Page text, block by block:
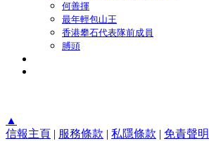
何善揮
最年輕包山王
香港攀石代表隊前成員
膊頭
▲
信報主頁 | 服務條款 | 私隱條款 | 免責聲明